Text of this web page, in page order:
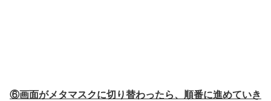
⑥画面がメタマスクに切り替わったら、順番に進めていき